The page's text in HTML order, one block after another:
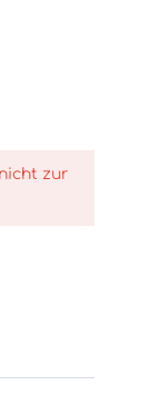
zur